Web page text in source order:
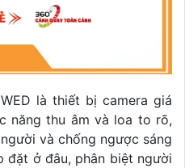
là thiết bị camera giá
năng thu âm và loa to rõ,
và chống ngược sáng
đặt ở đâu, phân biệt người